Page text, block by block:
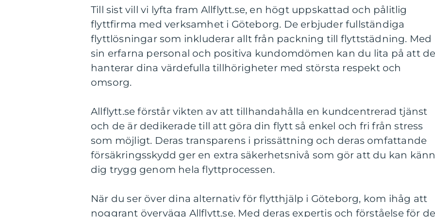
Till sist vill vi lyfta fram Allflytt.se, en högt uppskattad och pålitlig
flyttfirma med verksamhet i Göteborg. De erbjuder fullständiga
flyttlösningar som inkluderar allt från packning till flyttstädning. Med
sin erfarna personal och positiva kundomdömen kan du lita på att de
hanterar dina värdefulla tillhörigheter med största respekt och
omsorg.
Allflytt.se förstår vikten av att tillhandahålla en kundcentrerad tjänst
och de är dedikerade till att göra din flytt så enkel och fri från stress
som möjligt. Deras transparens i prissättning och deras omfattande
försäkringsskydd ger en extra säkerhetsnivå som gör att du kan
dig trygg genom hela flyttprocessen.
När du ser över dina alternativ för flytthjälp i Göteborg, kom ihåg att
noggrant överväga Allflytt.se. Med deras expertis och förståelse för de